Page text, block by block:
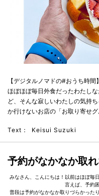
【デジタルノマドの#おうち時
ほぼほぼ毎日外食だったわたし
ど、そんな寂しいわたしの気持
か行けないお店の「お取り寄せグ
Text： Keisui Suzuki
予約がなかなか取
みなさん、こんにちは！以前はほぼ毎
言えば、予約
普段は予約がなかなか取りづらかった